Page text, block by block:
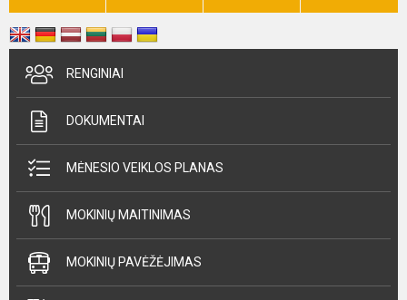
RENGINIAI
DOKUMENTAI
MĖNESIO VEIKLOS PLANAS
MOKINIŲ MAITINIMAS
MOKINIŲ PAVĖŽĖJIMAS